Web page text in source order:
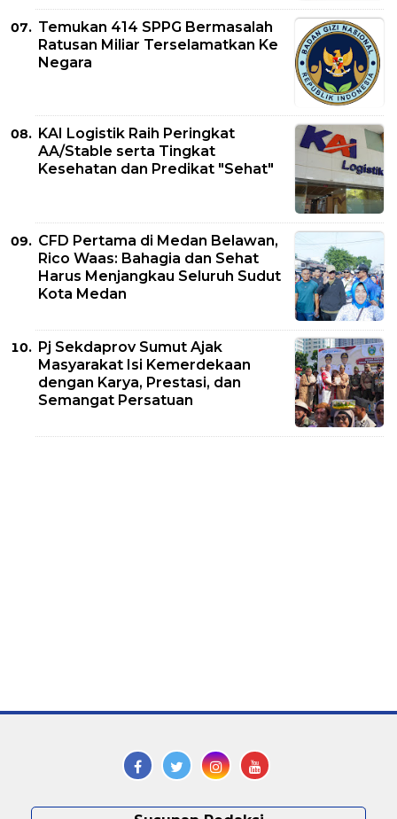
Temukan 414 SPPG Bermasalah
Ratusan Miliar Terselamatkan Ke
Negara
KAI Logistik Raih Peringkat
AA/Stable serta Tingkat
Kesehatan dan Predikat "Sehat"
CFD Pertama di Medan Belawan,
Rico Waas: Bahagia dan Sehat
Harus Menjangkau Seluruh Sudut
Kota Medan
Pj Sekdaprov Sumut Ajak
Masyarakat Isi Kemerdekaan
dengan Karya, Prestasi, dan
Semangat Persatuan